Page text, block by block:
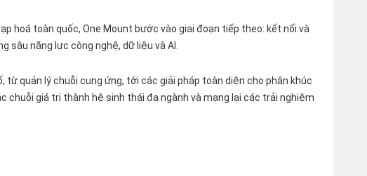
hoá toàn quốc, One Mount bước vào giai đoạn tiếp theo: kết nối và
năng lực công nghệ, dữ liệu và AI.
quản lý chuỗi cung ứng, tới các giải pháp toàn diện cho phân khúc
giá trị thành hệ sinh thái đa ngành và mang lại các trải nghiệm